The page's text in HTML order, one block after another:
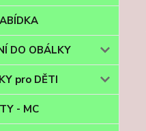
DO OBÁLKY
pro DĚTI
- MC